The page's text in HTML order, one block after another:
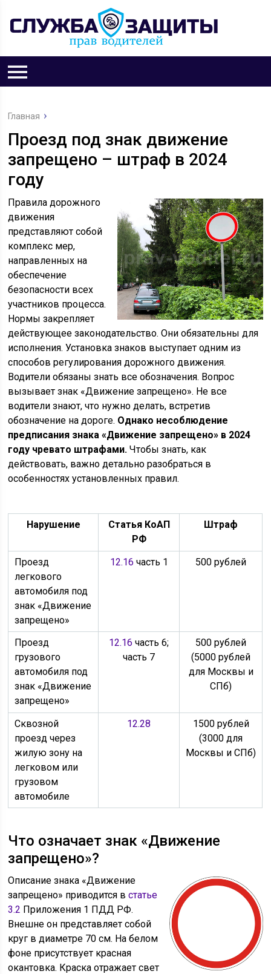
Главная
Проезд под знак движение
запрещено – штраф в 2024
году
Правила дорожного
движения
представляют собой
комплекс мер,
направленных на
обеспечение
безопасности всех
участников процесса.
Нормы закрепляет
действующее законодательство. Они обязательны для
исполнения. Установка знаков выступает одним из
способов регулирования дорожного движения.
Водители обязаны знать все обозначения. Вопрос
вызывает знак «Движение запрещено». Не все
водители знают, что нужно делать, встретив
обозначение на дороге. Однако несоблюдение
предписания знака «Движение запрещено» в 2024
году чревато штрафами. Чтобы знать, как
действовать, важно детально разобраться в
особенностях установленных правил.
Нарушение
Статья КоАП
РФ
Штраф
Проезд
легкового
автомобиля под
знак «Движение
запрещено»
12.16 часть 1 500 рублей
Проезд
грузового
автомобиля под
знак «Движение
запрещено»
12.16 часть 6;
часть 7
500 рублей
(5000 рублей
для Москвы и
СПб)
Сквозной
проезд через
жилую зону на
легковом или
грузовом
автомобиле
12.28
1500 рублей
(3000 для
Москвы и СПб)
Что означает знак «Движение
запрещено»?
Описание знака «Движение
запрещено» приводится встатье
3.2 Приложения 1 ПДД РФ.
Внешне он представляет собой
круг в диаметре 70 см. На белом
фоне присутствует красная
окантовка. Краска отражает свет